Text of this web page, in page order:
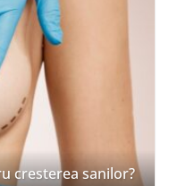
cresterea sanilor?